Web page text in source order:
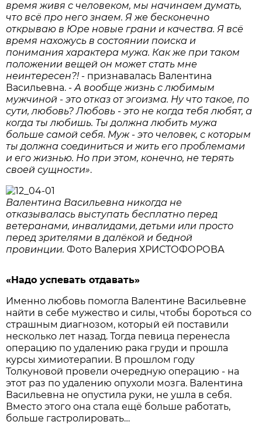
время живя с человеком, мы начинаем думать,
что всё про него знаем. Я же бесконечно
открываю в Юре новые грани и качества. Я всё
время нахожусь в состоянии поиска и
понимания характера мужа. Как же при таком
положении вещей он может стать мне
неинтересен?! - признавалась Валентина
Васильевна. -А вообще жизнь с любимым
мужчиной - это отказ от эгоизма. Ну что такое, по
сути, любовь? Любовь - это не когда тебя любят, а
когда ты любишь. Ты должна любить мужа
больше самой себя. Муж - это человек, с которым
ты должна соединиться и жить его проблемами
и его жизнью. Но при этом, конечно, не терять
своей сущности».
Валентина Васильевна никогда не
отказывалась выступать бесплатно перед
ветеранами, инвалидами, детьми или просто
перед зрителями в далёкой и бедной
провинции. Фото Валерия ХРИСТОФОРОВА
«Надо успевать отдавать»
Именно любовь помогла Валентине Васильевне
найти в себе мужество и силы, чтобы бороться со
страшным диагнозом, который ей поставили
несколько лет назад. Тогда певица перенесла
операцию по удалению рака груди и прошла
курсы химиотерапии. В прошлом году
Толкуновой провели очередную операцию - на
этот раз по удалению опухоли мозга. Валентина
Васильевна не опустила руки, не ушла в себя.
Вместо этого она стала ещё больше работать,
больше гастролировать…